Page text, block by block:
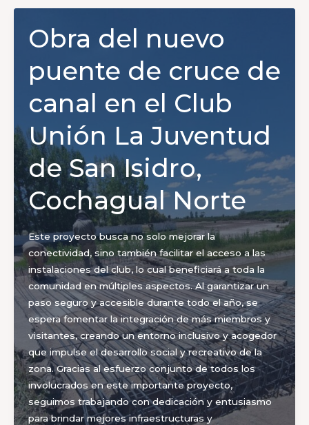
Obra del nuevo
puente de cruce de
canal en el Club
Unión La Juventud
de San Isidro,
Cochagual Norte
Este proyecto busca no solo mejorar la
conectividad, sino también facilitar el acceso a las
instalaciones del club, lo cual beneficiará a toda la
comunidad en múltiples aspectos. Al garantizar un
paso seguro y accesible durante todo el año, se
espera fomentar la integración de más miembros y
visitantes, creando un entorno inclusivo y acogedor
que impulse el desarrollo social y recreativo de la
zona. Gracias al esfuerzo conjunto de todos los
involucrados en este importante proyecto,
seguimos trabajando con dedicación y entusiasmo
para brindar mejores infraestructuras y